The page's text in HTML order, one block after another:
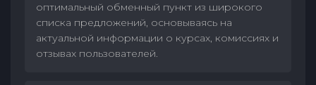
оптимальный обменный пункт из широкого
списка предложений, основываясь на
актуальной информации о курсах, комиссиях и
отзывах пользователей.